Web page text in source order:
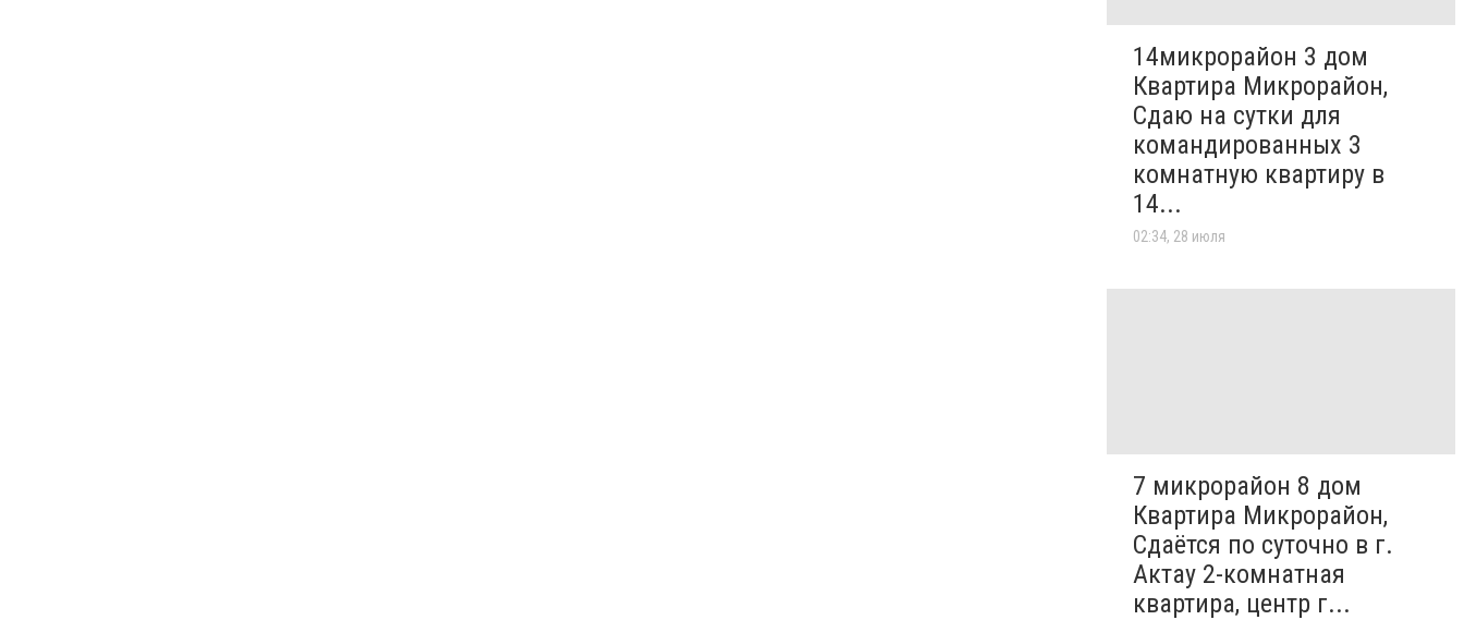
14микрорайон 3 дом
Квартира Микрорайон,
Сдаю на сутки для
командированных 3
комнатную квартиру в
14...
02:34, 28 июля
7 микрорайон 8 дом
Квартира Микрорайон,
Сдаётся по суточно в г.
Актау 2-комнатная
квартира, центр г...